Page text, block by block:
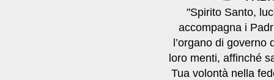
"Spirito Santo,
accompagna i
l’organo di governo
loro menti, affinché
Tua volontà nella